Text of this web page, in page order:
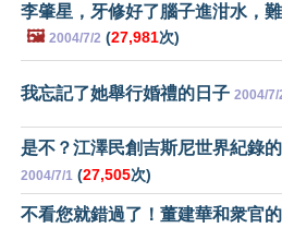
李肇星，牙修好了腦子進泔水，
🖼️ 2004/7/2 (27,981次)
我忘記了她舉行婚禮的日子 2004/7/
是不？江澤民創吉斯尼世界紀錄
2004/7/1 (27,505次)
不看您就錯過了！董建華和衆官